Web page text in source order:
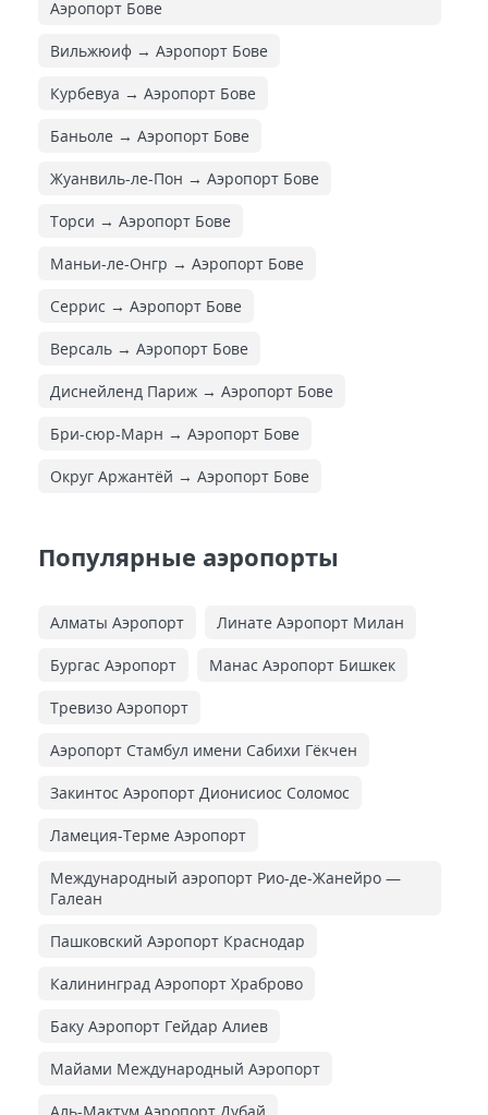
Аэропорт Бове
Вильжюиф → Аэропорт Бове
Курбевуа → Аэропорт Бове
Баньоле → Аэропорт Бове
Жуанвиль-ле-Пон → Аэропорт Бове
Торси → Аэропорт Бове
Маньи-ле-Онгр → Аэропорт Бове
Серрис → Аэропорт Бове
Версаль → Аэропорт Бове
Диснейленд Париж → Аэропорт Бове
Бри-сюр-Марн → Аэропорт Бове
Округ Аржантёй → Аэропорт Бове
Популярные аэропорты
Алматы Аэропорт Линате Аэропорт Милан
Бургас Аэропорт Манас Аэропорт Бишкек
Тревизо Аэропорт
Аэропорт Стамбул имени Сабихи Гёкчен
Закинтос Аэропорт Дионисиос Соломос
Ламеция-Терме Аэропорт
Международный аэропорт Рио-де-Жанейро —
Галеан
Пашковский Аэропорт Краснодар
Калининград Аэропорт Храброво
Баку Аэропорт Гейдар Алиев
Майами Международный Аэропорт